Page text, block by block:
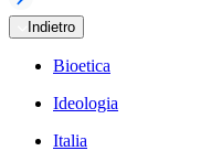
Indietro
Bioetica
Ideologia
Italia